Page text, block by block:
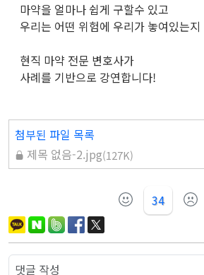
마약을 얼마나 쉽게 구할수 있고
우리는 어떤 위험에 우리가 놓여있는지
현직 마약 전문 변호사가
사례를 기반으로 강연합니다!
첨부된 파일 목록
제목 없음-2.jpg(127K)
34